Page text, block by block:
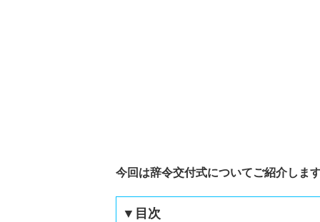
今回は辞令交付式についてご紹介しま
▼目次